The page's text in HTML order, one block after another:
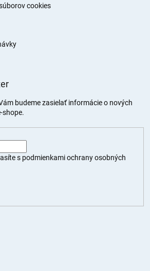
cookies
budeme zasielať informácie o nových
shope.
s podmienkami ochrany osobných